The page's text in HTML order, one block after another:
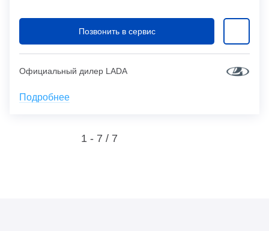
Позвонить в сервис
Официальный дилер LADA
Подробнее
1 - 7 / 7